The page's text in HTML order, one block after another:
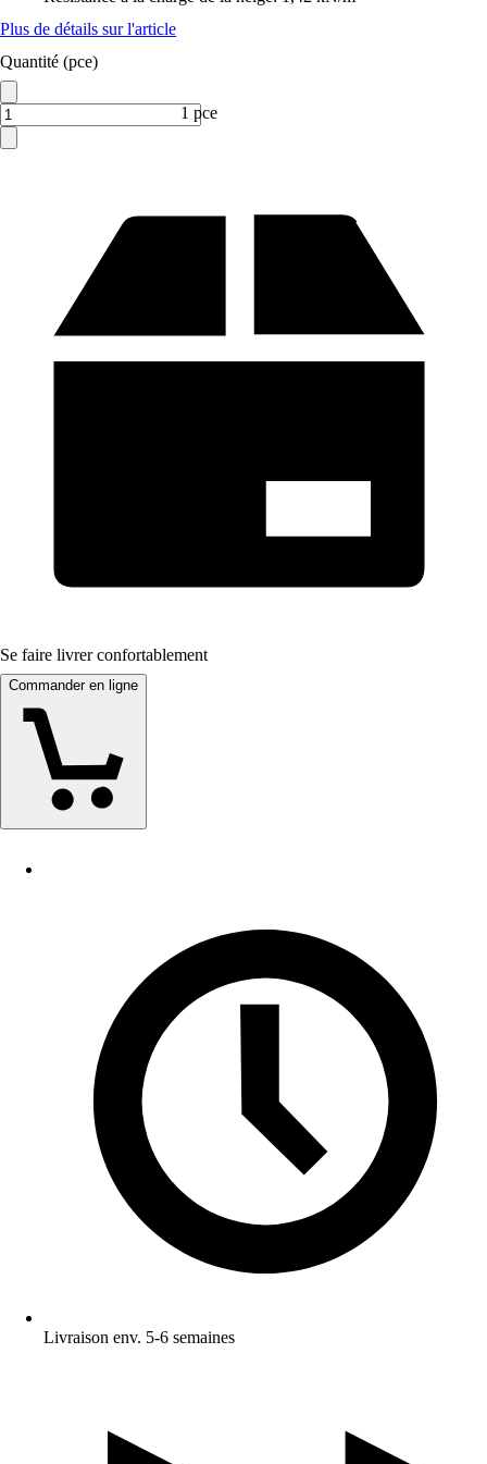
Plus de détails sur l'article
Quantité (pce)
1 pce
Se faire livrer confortablement
Commander en ligne
Livraison env. 5-6 semaines